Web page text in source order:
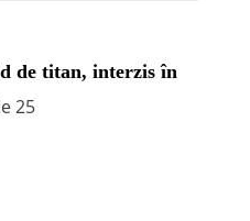
de titan, interzis în
25